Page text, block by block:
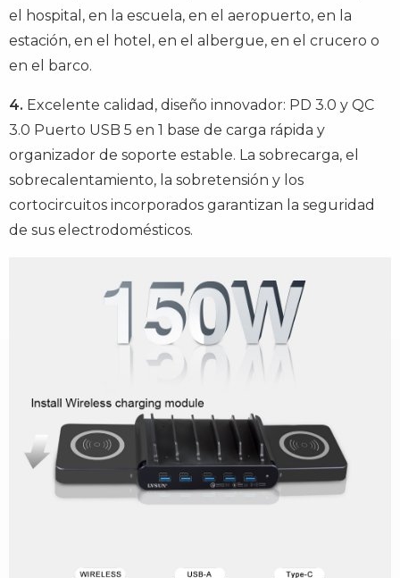
el hospital, en la escuela, en el aeropuerto, en la
estación, en el hotel, en el albergue, en el crucero o
en el barco.
4. Excelente calidad, diseño innovador: PD 3.0 y QC
3.0 Puerto USB 5 en 1 base de carga rápida y
organizador de soporte estable. La sobrecarga, el
sobrecalentamiento, la sobretensión y los
cortocircuitos incorporados garantizan la seguridad
de sus electrodomésticos.